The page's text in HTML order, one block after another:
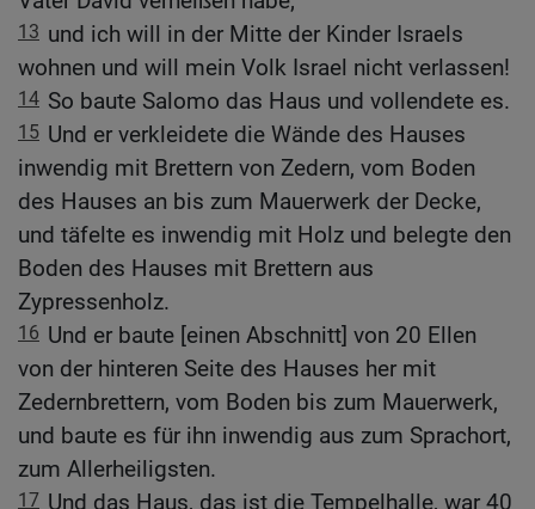
13 und ich will in der Mitte der Kinder Israels
wohnen und will mein Volk Israel nicht verlassen!
14 So baute Salomo das Haus und vollendete es.
15 Und er verkleidete die Wände des Hauses
inwendig mit Brettern von Zedern, vom Boden
des Hauses an bis zum Mauerwerk der Decke,
und täfelte es inwendig mit Holz und belegte den
Boden des Hauses mit Brettern aus
Zypressenholz.
16 Und er baute [einen Abschnitt] von 20 Ellen
von der hinteren Seite des Hauses her mit
Zedernbrettern, vom Boden bis zum Mauerwerk,
und baute es für ihn inwendig aus zum Sprachort,
zum Allerheiligsten.
17 Und das Haus, das ist die Tempelhalle, war 40